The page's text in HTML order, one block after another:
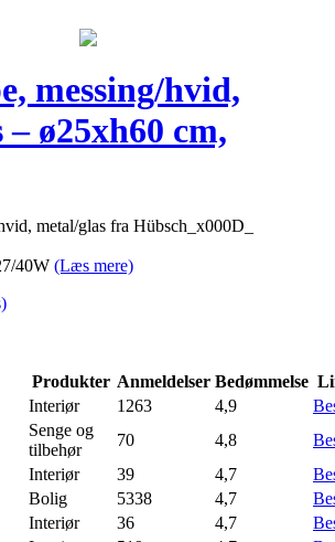
messing/hvid,
ø25xh60 cm,
metal/glas fra Hübsch_x000D_
40W (Læs mere)
Produkter Anmeldelser Bedømmelse
Interiør 1263 4,9
Senge og
tilbehør
70 4,8
Interiør 39 4,7
Bolig 5338 4,7
Interiør 36 4,7